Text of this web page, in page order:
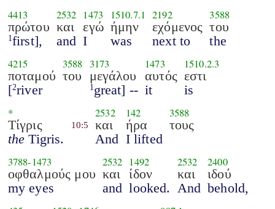
4413
πρώτου
1 first],
2532
και
and
1473
εγώ
I
1510.7.1
ήμην
was
2192
εχόμενος
next to
3588
του
the
4215
ποταμού
[2river
3588
του
3173
μεγάλου
1 great] --
1473
αυτός
it
1510.2.3
εστι
is
*
Τίγρις
the Tigris.
10:5
2532
και
And
142
ήρα
I lifted
3588
τους
3788-1473
οφθαλμούς μου
my eyes
2532
και
and
1492
ίδον
looked.
2532
και
And
2400
ιδού
behold,